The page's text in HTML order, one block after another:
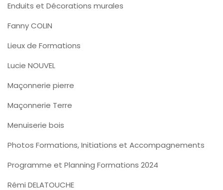
Enduits et Décorations murales
Fanny COLIN
Lieux de Formations
Lucie NOUVEL
Maçonnerie pierre
Maçonnerie Terre
Menuiserie bois
Photos Formations, Initiations et Accompagnements
Programme et Planning Formations 2024
Rémi DELATOUCHE